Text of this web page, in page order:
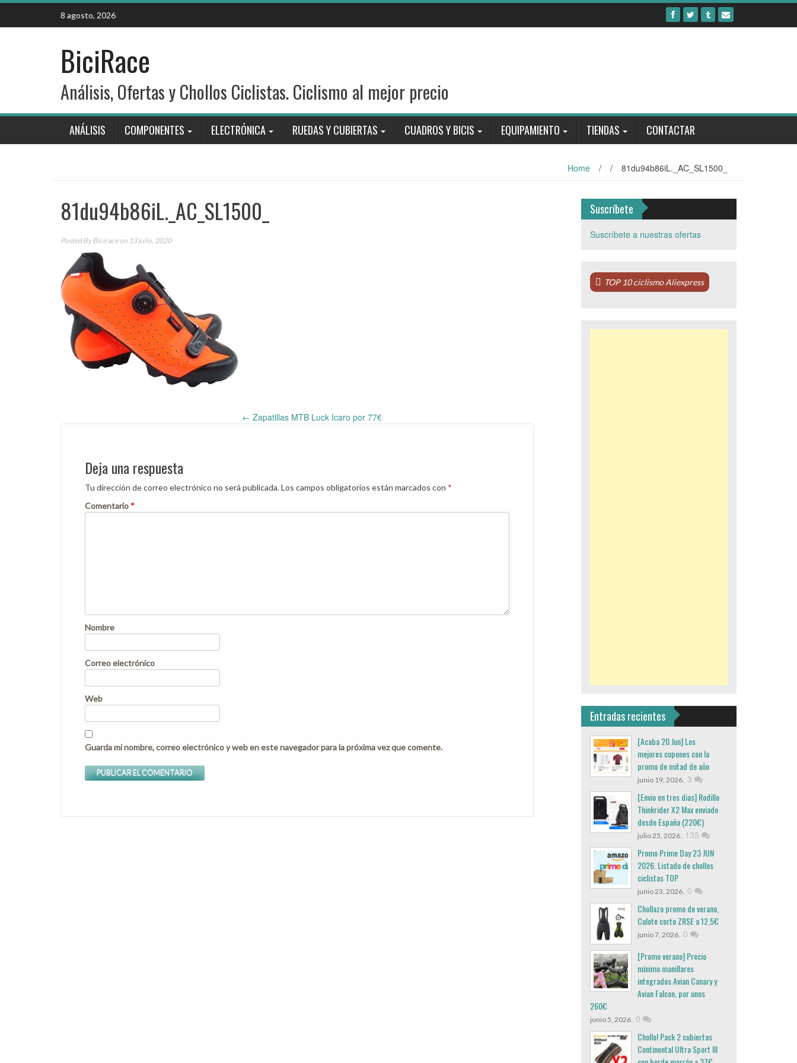
Skip
content
8 agosto, 2026
BiciRace
Análisis, Ofertas y Chollos Ciclistas. Ciclismo al mejor precio
ANÁLISIS COMPONENTES ELECTRÓNICA RUEDAS Y CUBIERTAS CUADROS Y BICIS EQUIPAMIENTO TIENDAS CONTACTAR
Home / / 81du94b86iL._AC_SL1500_
81du94b86iL._AC_SL1500_
Posted ByBiciraceon 13 julio, 2020
Post
navigation
← Zapatillas MTB Luck Icaro por 77€
Deja una respuesta
Tu dirección de correo electrónico no será publicada.Los campos obligatorios están marcados con *
Comentario *
Nombre
Correo electrónico
Web
Guarda mi nombre, correo electrónico y web en este navegador para la próxima vez que comente.
Suscríbete
Suscríbete a nuestras ofertas
TOP 10 ciclismo Aliexpress
Entradas recientes
[Acaba 20 Jun] Los
mejores cupones con la
promo de mitad de año
junio 19, 2026, 3
[Envio en tres dias] Rodillo
Thinkrider X2 Max enviado
desde España (220€)
julio 25, 2026, 135
Promo Prime Day 23 JUN
2026. Listado de chollos
ciclistas TOP
junio 23, 2026, 0
Chollazo promo de verano,
Culote corto ZRSE a 12,5€
junio 7, 2026, 0
[Promo verano] Precio
mínimo manillares
integrados Avian Canary y
Avian Falcon, por unos
260€
junio 5, 2026, 0
Chollo! Pack 2 cubiertas
Continental Ultra Sport III